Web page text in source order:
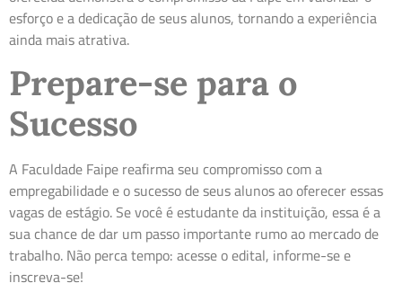
esforço e a dedicação de seus alunos, tornando a experiência
ainda mais atrativa.
Prepare-se para o
Sucesso
A Faculdade Faipe reafirma seu compromisso com a
empregabilidade e o sucesso de seus alunos ao oferecer essas
vagas de estágio. Se você é estudante da instituição, essa é a
sua chance de dar um passo importante rumo ao mercado de
trabalho. Não perca tempo: acesse o edital, informe-se e
inscreva-se!